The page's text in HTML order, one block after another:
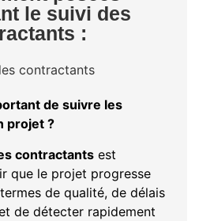
le suivi des
:
de suivre les
projet ?
contractants est
que le projet progresse
de qualité, de délais
de détecter rapidement